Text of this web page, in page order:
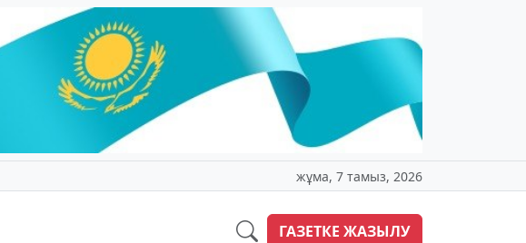
жұма, 7 тамыз, 2026
ГАЗЕТКЕ ЖАЗЫЛУ